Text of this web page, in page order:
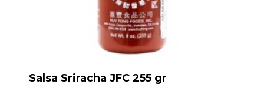
Salsa Sriracha JFC 255 gr